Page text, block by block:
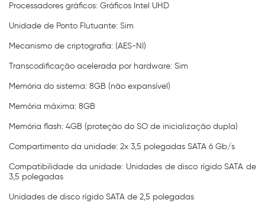
Processadores gráficos: Gráficos Intel UHD
Unidade de Ponto Flutuante: Sim
Mecanismo de criptografia: (AES-NI)
Transcodificação acelerada por hardware: Sim
Memória do sistema: 8GB (não expansível)
Memória máxima: 8GB
Memória flash: 4GB (proteção do SO de inicialização dupla)
Compartimento da unidade: 2x 3,5 polegadas SATA 6 Gb/s
Compatibilidade da unidade: Unidades de disco rígido SATA de
3,5 polegadas
Unidades de disco rígido SATA de 2,5 polegadas